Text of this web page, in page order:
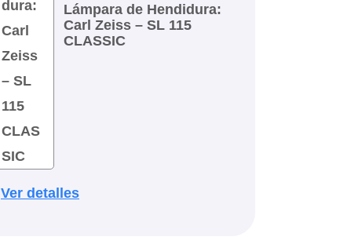
Lámpara de Hendidura:
Carl Zeiss – SL 115
CLASSIC
Ver detalles